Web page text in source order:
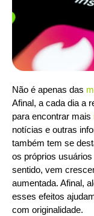
Não é apenas das
Afinal, a cada dia a
para encontrar mais
notícias e outras
também tem se
os próprios
sentido, vem
aumentada. Afinal,
esses efeitos
com originalidade.